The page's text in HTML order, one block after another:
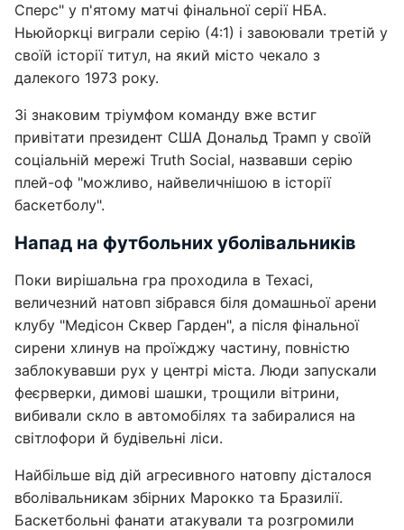
Сперс" у п'ятому матчі фінальної серії НБА.
Ньюйоркці виграли серію (4:1) і завоювали третій у
своїй історії титул, на який місто чекало з
далекого 1973 року.
Зі знаковим тріумфом команду вже встиг
привітати президент США Дональд Трамп у своїй
соціальній мережі Truth Social, назвавши серію
плей-оф "можливо, найвеличнішою в історії
баскетболу".
Напад на футбольних уболівальників
Поки вирішальна гра проходила в Техасі,
величезний натовп зібрався біля домашньої арени
клубу "Медісон Сквер Гарден", а після фінальної
сирени хлинув на проїжджу частину, повністю
заблокувавши рух у центрі міста. Люди запускали
феєрверки, димові шашки, трощили вітрини,
вибивали скло в автомобілях та забиралися на
світлофори й будівельні ліси.
Найбільше від дій агресивного натовпу дісталося
вболівальникам збірних Марокко та Бразилії.
Баскетбольні фанати атакували та розгромили